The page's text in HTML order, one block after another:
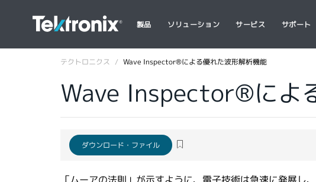
製品 ソリューション サービス サポート
テクトロニクス Wave Inspector®による優れた波形解析機能
Wave Inspector®によ
ダウンロード・ファイル